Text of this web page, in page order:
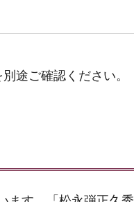
途ご確認ください。